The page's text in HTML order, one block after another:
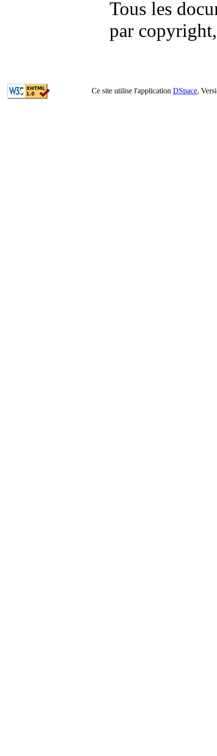
Tous les
par
Ce site utilise l'application DSpace,